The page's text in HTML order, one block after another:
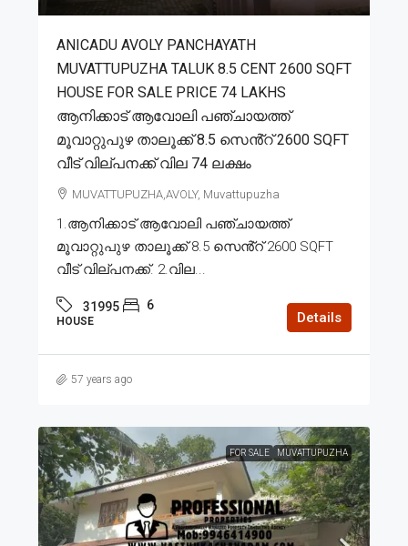
ANICADU AVOLY PANCHAYATH
MUVATTUPUZHA TALUK 8.5 CENT 2600 SQFT
HOUSE FOR SALE PRICE 74 LAKHS
ആനിക്കാട് ആവോലി പഞ്ചായത്ത്
മൂവാറ്റുപുഴ താലൂക്ക് 8.5 സെൻ്റ് 2600 SQFT
വീട് വില്പനക്ക് വില 74 ലക്ഷം
MUVATTUPUZHA,AVOLY, Muvattupuzha
1.ആനിക്കാട് ആവോലി പഞ്ചായത്ത്
മൂവാറ്റുപുഴ താലൂക്ക് 8.5 സെൻ്റ് 2600 SQFT
വീട് വില്പനക്ക്. 2.വില...
31995 6
HOUSE Details
57 years ago
FOR SALE MUVATTUPUZHA